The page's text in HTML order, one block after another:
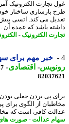
تجارت الکترونیک
باشد که عمده آن ...
الکترونیک-الکترونیک
خبر مهم برای سهام
-اقتصادی-47 ساعت پیش - پنجشنبه 15 مرداد 1405، 19:53
پی بردن جعلی بودن
از الگوی برای پی
کافی است که
عدالت-صورت های